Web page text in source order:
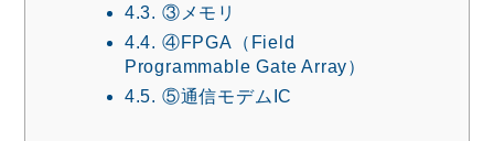
4.3. ③メモリ
4.4. ④FPGA（Field
Programmable Gate Array）
4.5. ⑤通信モデムIC